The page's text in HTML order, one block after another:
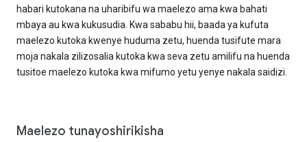
habari kutokana na uharibifu wa maelezo ama kwa bahati
mbaya au kwa kukusudia. Kwa sababu hii, baada ya kufuta
maelezo kutoka kwenye huduma zetu, huenda tusifute mara
moja nakala zilizosalia kutoka kwa seva zetu amilifu na huenda
tusitoe maelezo kutoka kwa mifumo yetu yenye nakala saidizi.
Maelezo tunayoshirikisha